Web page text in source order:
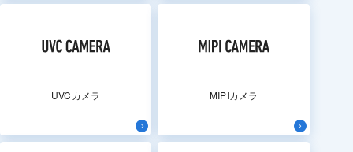
UVCカメラ MIPIカメラ